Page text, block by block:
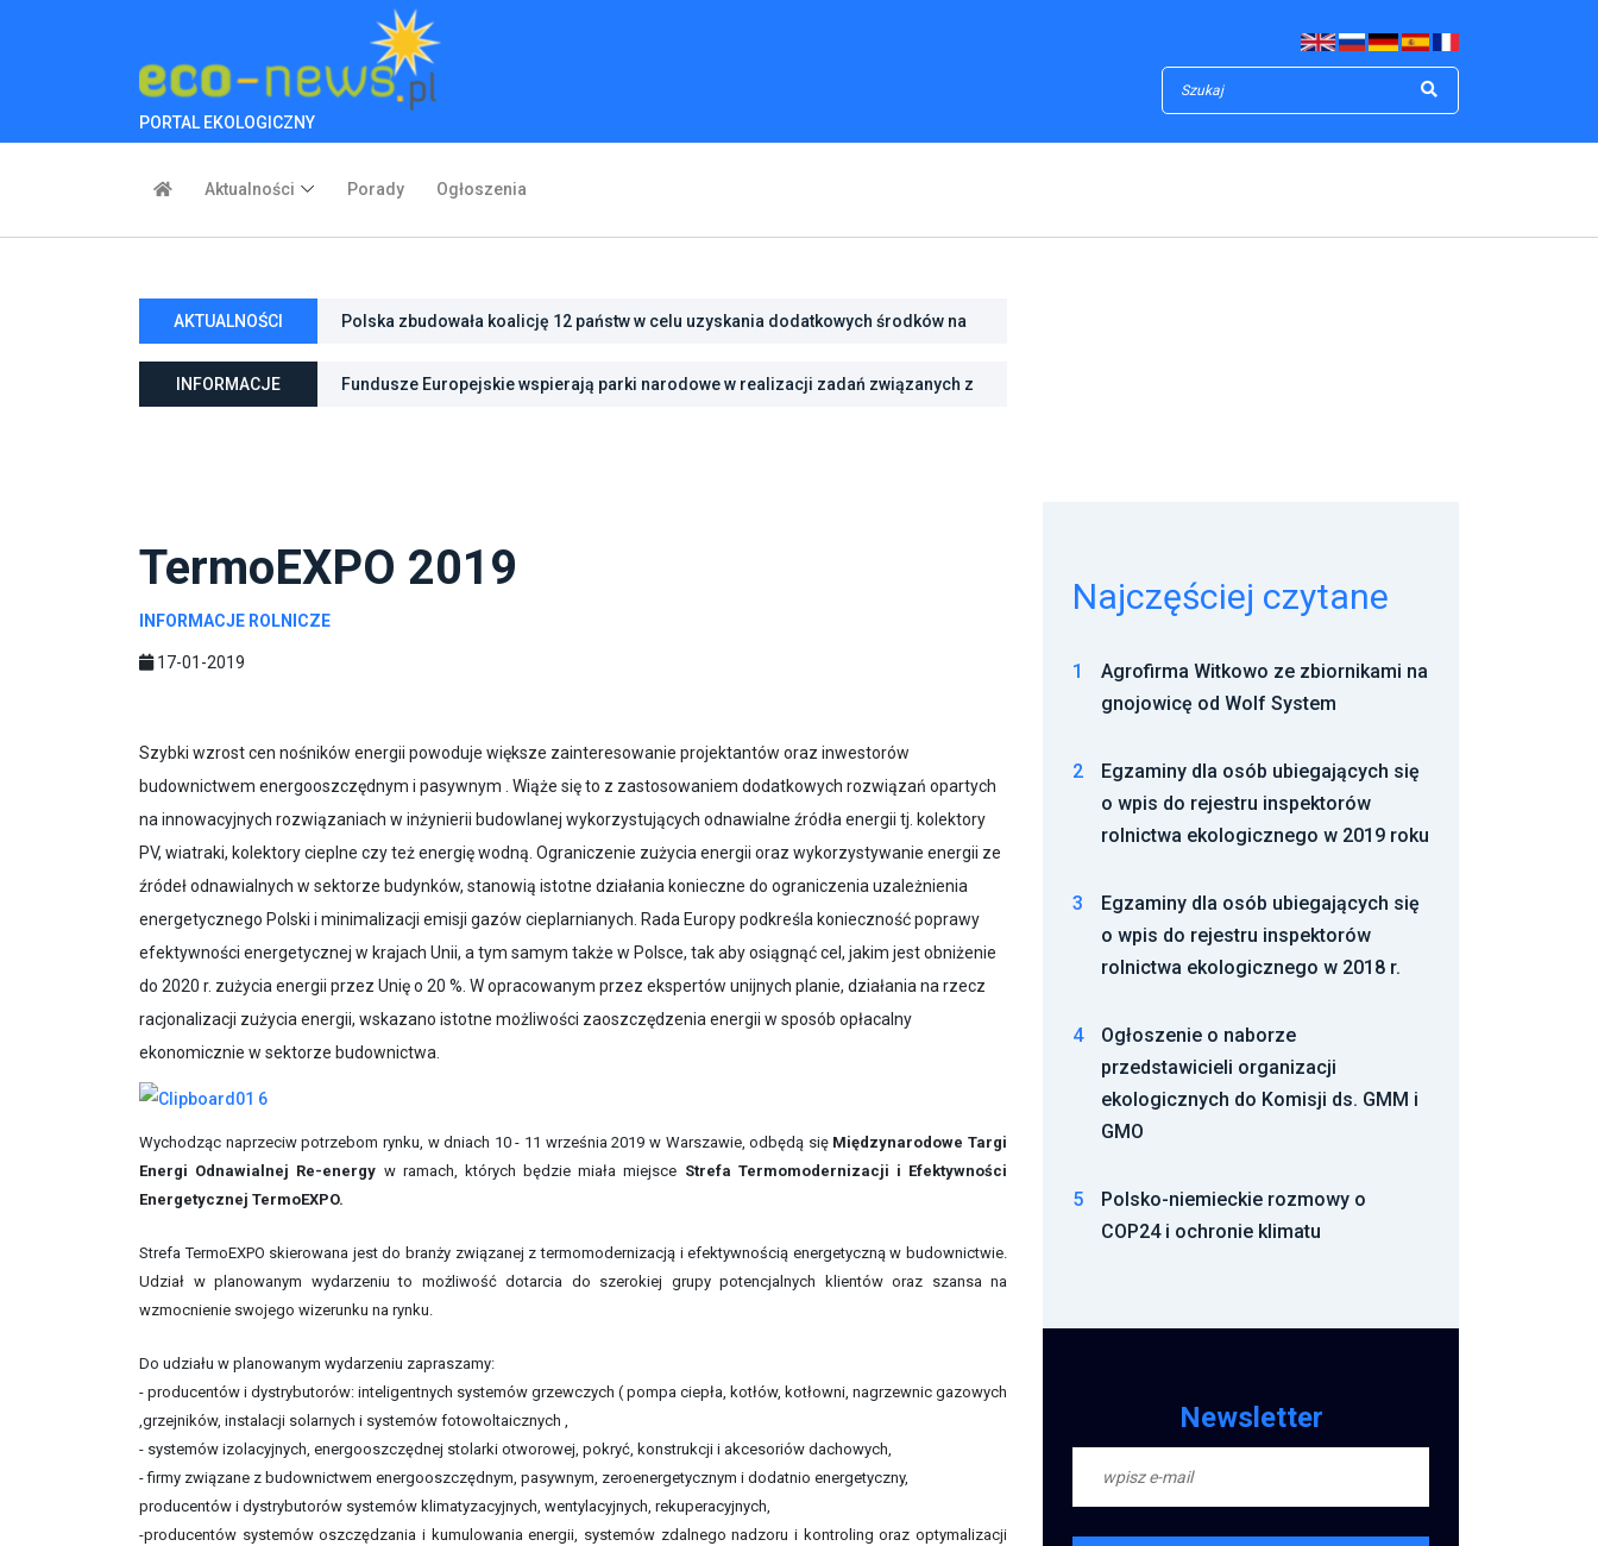
PORTAL EKOLOGICZNY
Aktualności Porady Ogłoszenia
AKTUALNOŚCI Polska zbudowała koalicję 12 państw w celu uzyskania dodatkowych środków na
INFORMACJE
Fundusze Europejskie wspierają parki narodowe w realizacji zadań związanych z
TermoEXPO 2019
INFORMACJE ROLNICZE
17-01-2019
Szybki wzrost cen nośników energii powoduje większe zainteresowanie projektantów oraz inwestorów
budownictwem energooszczędnym i pasywnym . Wiąże się to z zastosowaniem dodatkowych rozwiązań opartych
na innowacyjnych rozwiązaniach w inżynierii budowlanej wykorzystujących odnawialne źródła energii tj. kolektory
PV, wiatraki, kolektory cieplne czy też energię wodną. Ograniczenie zużycia energii oraz wykorzystywanie energii ze
źródeł odnawialnych w sektorze budynków, stanowią istotne działania konieczne do ograniczenia uzależnienia
energetycznego Polski i minimalizacji emisji gazów cieplarnianych. Rada Europy podkreśla konieczność poprawy
efektywności energetycznej w krajach Unii, a tym samym także w Polsce, tak aby osiągnąć cel, jakim jest obniżenie
do 2020 r. zużycia energii przez Unię o 20 %. W opracowanym przez ekspertów unijnych planie, działania na rzecz
racjonalizacji zużycia energii, wskazano istotne możliwości zaoszczędzenia energii w sposób opłacalny
ekonomicznie w sektorze budownictwa.
Wychodząc naprzeciw potrzebom rynku, w dniach 10 - 11 września 2019 w Warszawie, odbędą się Międzynarodowe Targi
Energi Odnawialnej Re-energy w ramach, których będzie miała miejsce Strefa Termomodernizacji i Efektywności
Energetycznej TermoEXPO.
Strefa TermoEXPO skierowana jest do branży związanej z termomodernizacją i efektywnością energetyczną w budownictwie.
Udział w planowanym wydarzeniu to możliwość dotarcia do szerokiej grupy potencjalnych klientów oraz szansa na
wzmocnienie swojego wizerunku na rynku.
Do udziału w planowanym wydarzeniu zapraszamy:
- producentów i dystrybutorów: inteligentnych systemów grzewczych ( pompa ciepła, kotłów, kotłowni, nagrzewnic gazowych
,grzejników, instalacji solarnych i systemów fotowoltaicznych ,
- systemów izolacyjnych, energooszczędnej stolarki otworowej, pokryć, konstrukcji i akcesoriów dachowych,
- firmy związane z budownictwem energooszczędnym, pasywnym, zeroenergetycznym i dodatnio energetyczny,
producentów i dystrybutorów systemów klimatyzacyjnych, wentylacyjnych, rekuperacyjnych,
-producentów systemów oszczędzania i kumulowania energii, systemów zdalnego nadzoru i kontroling oraz optymalizacji
Najczęściej czytane
1
Agrofirma Witkowo ze zbiornikami na
gnojowicę od Wolf System
2
Egzaminy dla osób ubiegających się
o wpis do rejestru inspektorów
rolnictwa ekologicznego w 2019 roku
3
Egzaminy dla osób ubiegających się
o wpis do rejestru inspektorów
rolnictwa ekologicznego w 2018 r.
4
Ogłoszenie o naborze
przedstawicieli organizacji
ekologicznych do Komisji ds. GMM i
GMO
5
Polsko-niemieckie rozmowy o
COP24 i ochronie klimatu
Newsletter